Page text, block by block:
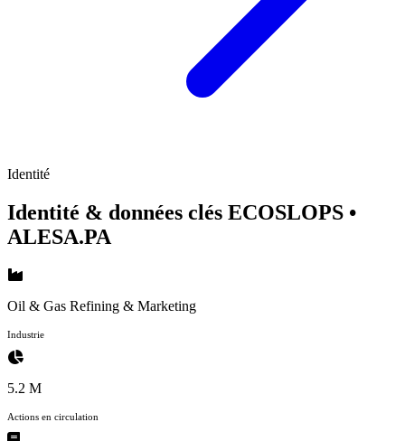
Identité
Identité & données clés ECOSLOPS •
ALESA.PA
Oil & Gas Refining & Marketing
Industrie
5.2 M
Actions en circulation